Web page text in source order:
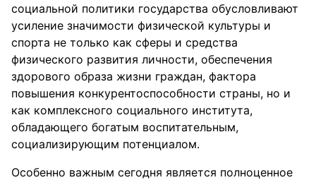
социальной политики государства обусловливают
усиление значимости физической культуры и
спорта не только как сферы и средства
физического развития личности, обеспечения
здорового образа жизни граждан, фактора
повышения конкурентоспособности страны, но и
как комплексного социального института,
обладающего богатым воспитательным,
социализирующим потенциалом.
Особенно важным сегодня является полноценное